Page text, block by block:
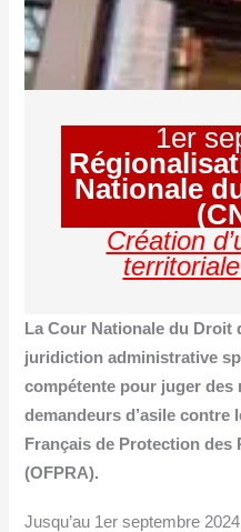
1er
Nationale
Création
La Cour Nationale du Droit
juridiction administrative
compétente pour juger des
demandeurs d’asile contre
Français de Protection des
(OFPRA).
Jusqu’au 1er septembre